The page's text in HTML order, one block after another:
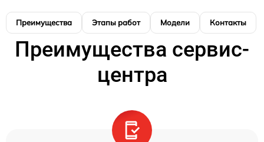
Преимущества Этапы работ Модели Контакты
Преимущества сервис-
центра